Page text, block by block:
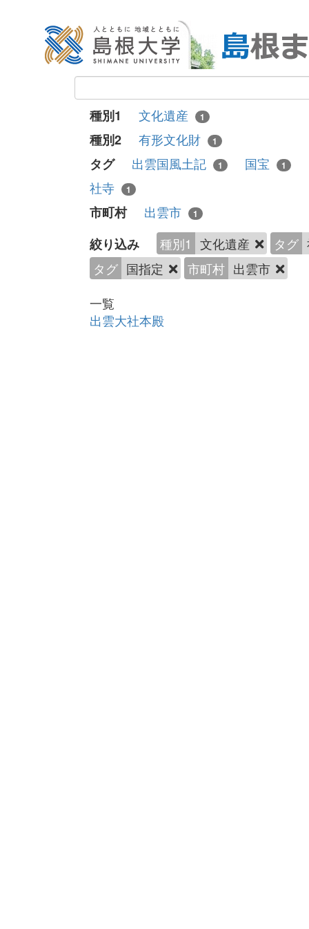
種別1 文化遺産 1
種別2 有形文化財 1
タグ 出雲国風土記 1 国宝 1
社寺
1
市町村 出雲市 1
絞り込み 種別1 文化遺産 タグ
タグ 国指定 市町村 出雲市
一覧
出雲大社本殿